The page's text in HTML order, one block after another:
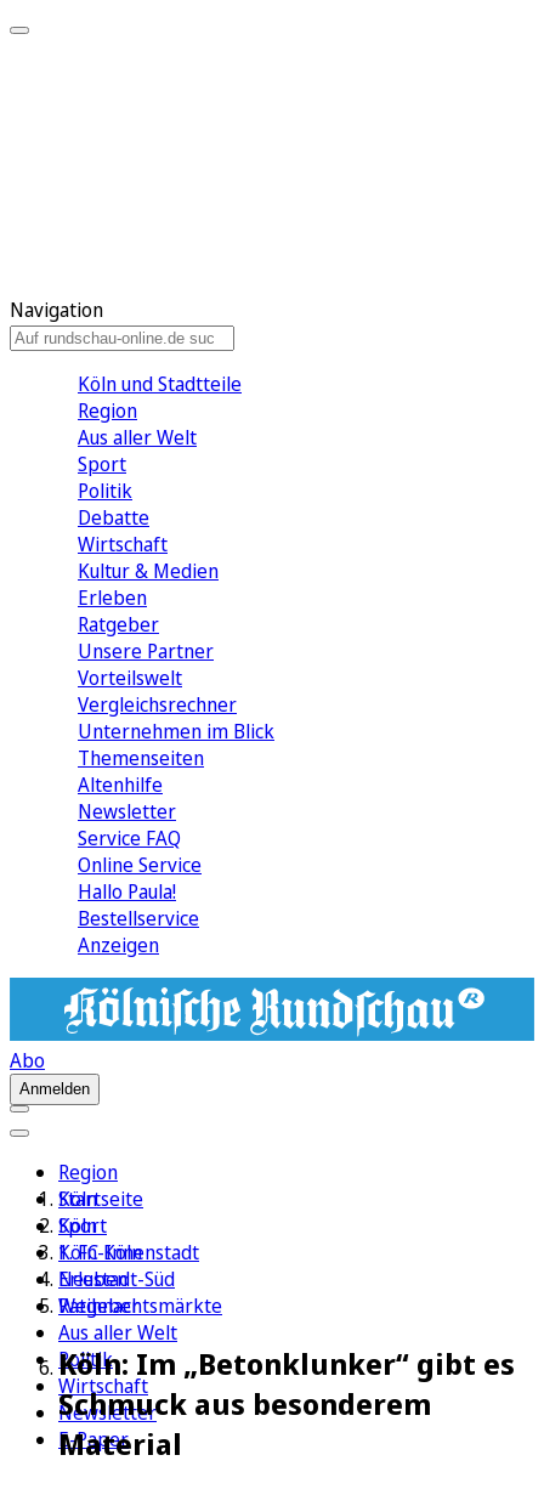
Navigation
Köln und Stadtteile
Region
Aus aller Welt
Sport
Politik
Debatte
Wirtschaft
Kultur & Medien
Erleben
Ratgeber
Unsere Partner
Vorteilswelt
Vergleichsrechner
Unternehmen im Blick
Themenseiten
Altenhilfe
Newsletter
Service FAQ
Online Service
Hallo Paula!
Bestellservice
Anzeigen
Abo
Anmelden
Region
Köln
Sport
1. FC Köln
Erleben
Ratgeber
Aus aller Welt
Politik
Wirtschaft
Newsletter
E-Paper
Startseite
Köln
Köln-Innenstadt
Neustadt-Süd
Weihnachtsmärkte
Köln: Im „Betonklunker“ gibt es
Schmuck aus besonderem
Material